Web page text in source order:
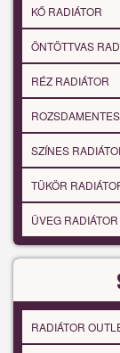
KŐ RADIÁTOR
ÖNTÖTTVAS
RÉZ RADIÁTOR
SZÍNES
TÜKÖR
ÜVEG RADIÁTOR
RADIÁTOR